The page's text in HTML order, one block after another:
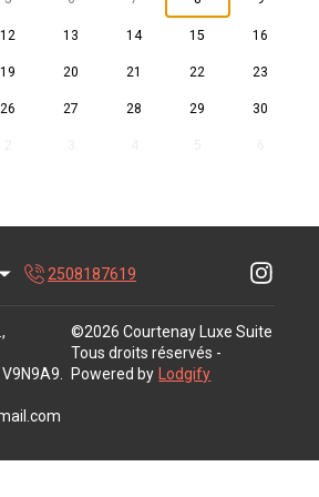
12 13 14 15 16
19 20 21 22 23
26 27 28 29 30
2508187619
©2026 Courtenay Luxe Suite
Tous droits réservés -
Powered by Lodgify